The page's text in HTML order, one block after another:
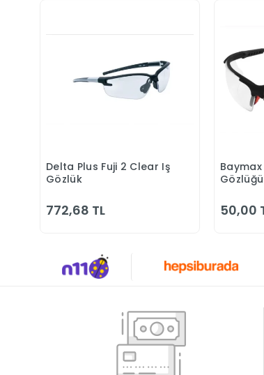
Sepete Ekle
Delta Plus Fuji 2 Clear Iş
Gözlük
772,68 TL
Şeffaf
50,00